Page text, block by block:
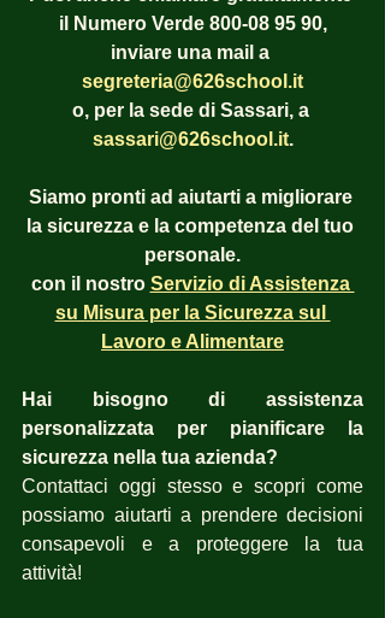
il Numero Verde 800-08 95 90,
inviare una mail a
segreteria@626school.it
o, per la sede di Sassari, a
sassari@626school.it.
Siamo pronti ad aiutarti a migliorare
la sicurezza e la competenza del tuo
personale.
con il nostro Servizio di Assistenza
su Misura per la Sicurezza sul
Lavoro e Alimentare
Hai bisogno di assistenza
personalizzata per pianificare la
sicurezza nella tua azienda?
Contattaci oggi stesso e scopri come
possiamo aiutarti a prendere decisioni
consapevoli e a proteggere la tua
attività!